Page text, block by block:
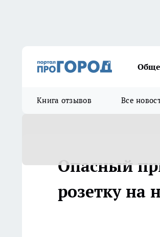
Книга отзывов Все
Опасный
розетку на